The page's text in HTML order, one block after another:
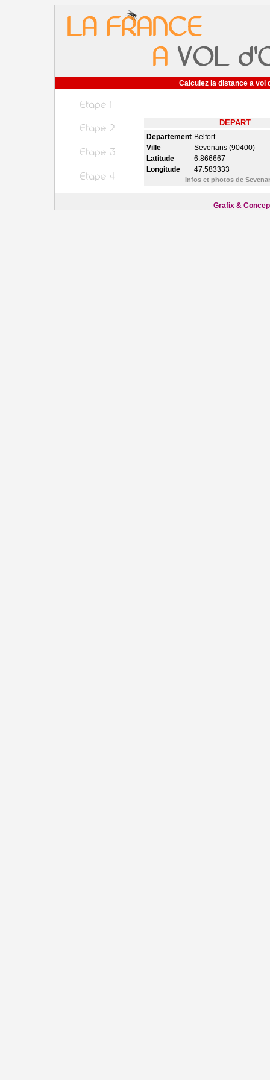
Calculez la distance a vol
DEPART
Departement Belfort
Ville
Sevenans (90400)
Latitude
6.866667
Longitude
47.583333
Infos et photos de
Grafix &